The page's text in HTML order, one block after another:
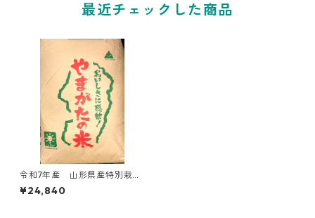
最近チェックした商品
令和7年産 山形県産特別栽培
つや姫30kg玄米
¥24,840